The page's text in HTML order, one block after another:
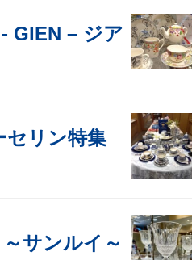
- GIEN – ジア
セリン特集
サンルイ～